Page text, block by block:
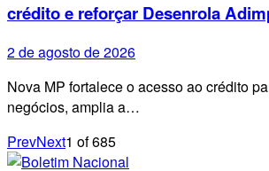
crédito e reforçar Desenrola
2 de agosto de 2026
Nova MP fortalece o acesso ao crédito
negócios, amplia a…
PrevNext1 of685